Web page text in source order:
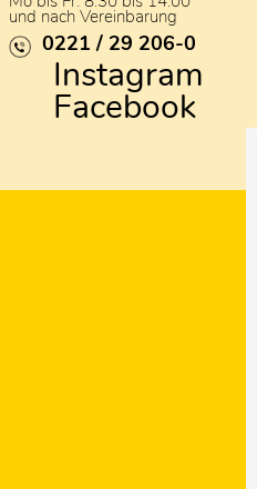
und nach Vereinbarung
0221 / 29 206-0
Instagram
Facebook